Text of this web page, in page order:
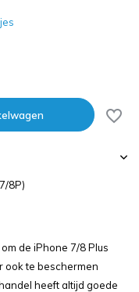
8P)
de iPhone 7/8 Plus
ook te beschermen
heeft altijd goede